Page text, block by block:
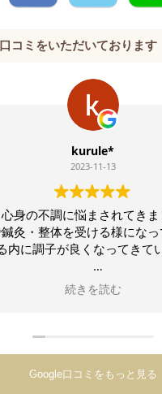
コミをいただいております
kurule*
2023-11-13
身の不調に悩まされてきま
灸・整体を受ける様にな
内に調子が良くなってきて
、どんな質問も丁寧に分かり
下さるので、常に安心感があ
術しながら、身体がどんな状
明をして下さり、合わせて家
アについても色々アドバイス
ので、とても助かっています
続きを読む
Google口コミをもっと見る